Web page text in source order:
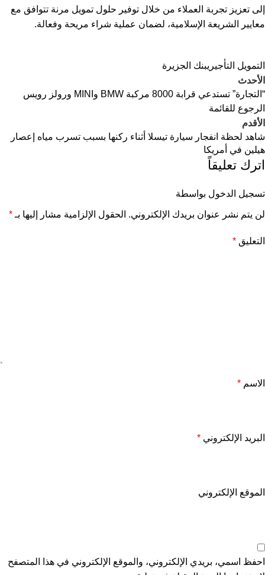
إلى تعزيز تجربة العملاء من خلال توفير حلول تمويل مرنة تتوافق مع
معايير الشريعة الإسلامية، لضمان عملية شراء مريحة وفعالة.
التمويل التأجيريبنك الجزيرة
الأحدث
“التجارة” تستدعي قرابة 8000 مركبة BMW وMINI ورولز رويس
الرجوع للقائمة
الأقدم
شاهد لحظة انفجار سيارة تيسلا أثناء ركنها بسبب تسرب مياه إعصار
هيلين في أمريكا
اترك تعليقاً
تسجيل الدخول بواسطة
لن يتم نشر عنوان بريدك الإلكتروني. الحقول الإلزامية مشار إليها بـ *
التعليق *
الاسم *
البريد الإلكتروني *
الموقع الإلكتروني
احفظ اسمي، بريدي الإلكتروني، والموقع الإلكتروني في هذا المتصفح